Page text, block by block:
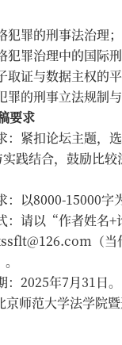
犯罪的刑事法治理；
犯罪治理中的国际刑
取证与数据主权的平
罪的刑事立法规制与
要求
：紧扣论坛主题，
践结合，鼓励比较
：以8000-15000字
：请以“作者姓名
（当
。
：2025年7月31日。
京师范大学法学院